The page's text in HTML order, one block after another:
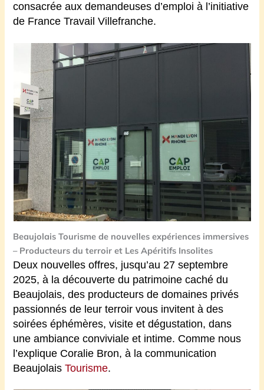
consacrée aux demandeuses d’emploi à l’initiative
de France Travail Villefranche.
Beaujolais Tourisme de nouvelles expériences immersives
– Producteurs du terroir et Les Apéritifs Insolites
Deux nouvelles offres, jusqu’au 27 septembre
2025, à la découverte du patrimoine caché du
Beaujolais, des producteurs de domaines privés
passionnés de leur terroir vous invitent à des
soirées éphémères, visite et dégustation, dans
une ambiance conviviale et intime. Comme nous
l’explique Coralie Bron, à la communication
BeaujolaisTourisme.